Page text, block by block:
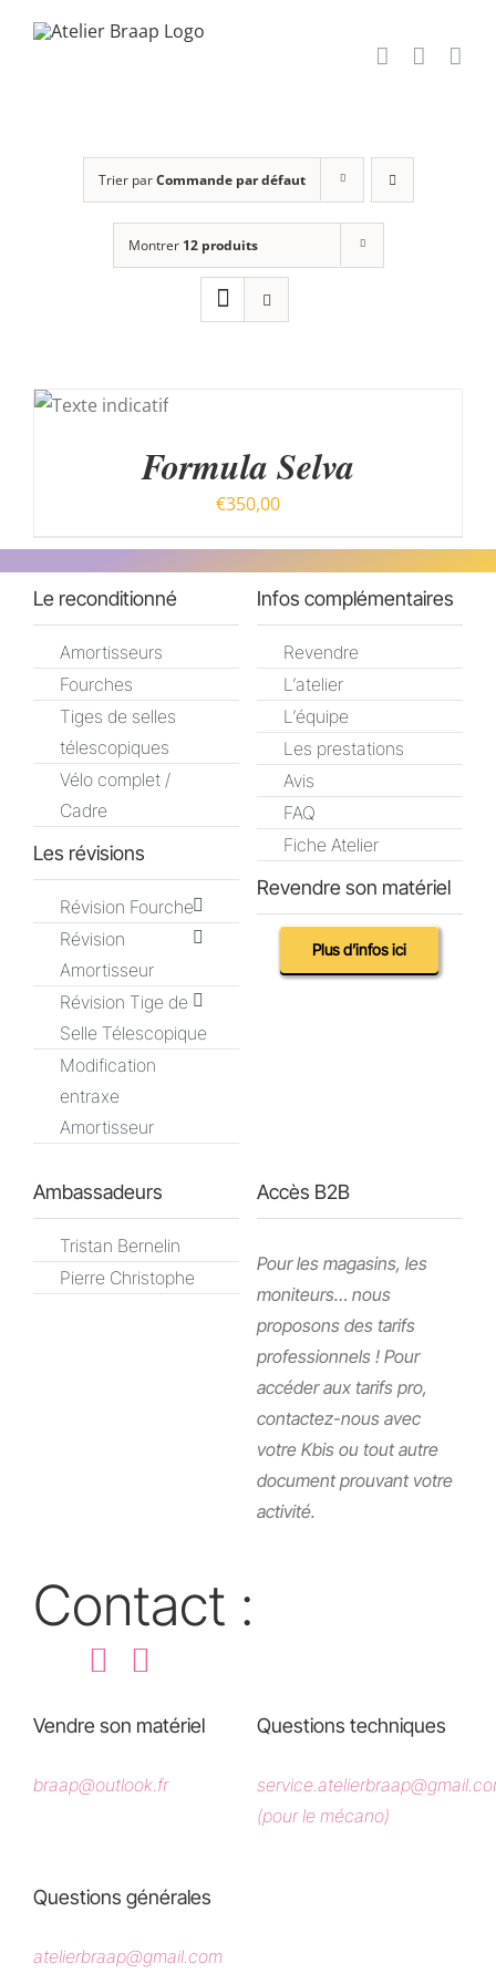
Trier parCommande par défaut
Montrer 12 produits
Formula Selva
€350,00
Le reconditionné
Amortisseurs
Fourches
Tiges de selles
télescopiques
Vélo complet /
Cadre
Les révisions
Révision Fourche
Révision
Amortisseur
Révision Tige de
Selle Télescopique
Modification
entraxe
Amortisseur
Infos complémentaires
Revendre
L’atelier
L’équipe
Les prestations
Avis
FAQ
Fiche Atelier
Revendre son matériel
Plus d’infos ici
Ambassadeurs
Tristan Bernelin
Pierre Christophe
Accès B2B
Pour les magasins, les
moniteurs… nous
proposons des tarifs
professionnels ! Pour
accéder aux tarifs pro,
contactez-nous avec
votre Kbis ou tout autre
document prouvant votre
activité.
Contact :
Vendre son matériel
braap@outlook.fr
Questions techniques
(pour le mécano)
Questions générales
atelierbraap@gmail.com